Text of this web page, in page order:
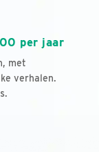
per jaar
met
verhalen.